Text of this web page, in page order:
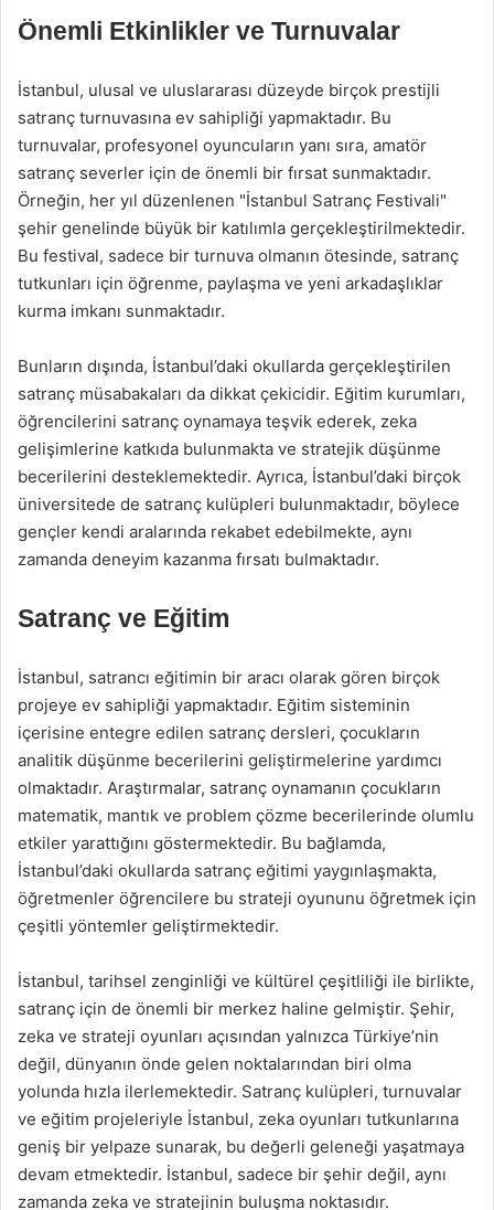
Önemli Etkinlikler ve Turnuvalar
İstanbul, ulusal ve uluslararası düzeyde birçok prestijli
satranç turnuvasına ev sahipliği yapmaktadır. Bu
turnuvalar, profesyonel oyuncuların yanı sıra, amatör
satranç severler için de önemli bir fırsat sunmaktadır.
Örneğin, her yıl düzenlenen "İstanbul Satranç Festivali"
şehir genelinde büyük bir katılımla gerçekleştirilmektedir.
Bu festival, sadece bir turnuva olmanın ötesinde, satranç
tutkunları için öğrenme, paylaşma ve yeni arkadaşlıklar
kurma imkanı sunmaktadır.
Bunların dışında, İstanbul’daki okullarda gerçekleştirilen
satranç müsabakaları da dikkat çekicidir. Eğitim kurumları,
öğrencilerini satranç oynamaya teşvik ederek, zeka
gelişimlerine katkıda bulunmakta ve stratejik düşünme
becerilerini desteklemektedir. Ayrıca, İstanbul’daki birçok
üniversitede de satranç kulüpleri bulunmaktadır, böylece
gençler kendi aralarında rekabet edebilmekte, aynı
zamanda deneyim kazanma fırsatı bulmaktadır.
Satranç ve Eğitim
İstanbul, satrancı eğitimin bir aracı olarak gören birçok
projeye ev sahipliği yapmaktadır. Eğitim sisteminin
içerisine entegre edilen satranç dersleri, çocukların
analitik düşünme becerilerini geliştirmelerine yardımcı
olmaktadır. Araştırmalar, satranç oynamanın çocukların
matematik, mantık ve problem çözme becerilerinde olumlu
etkiler yarattığını göstermektedir. Bu bağlamda,
İstanbul’daki okullarda satranç eğitimi yaygınlaşmakta,
öğretmenler öğrencilere bu strateji oyununu öğretmek için
çeşitli yöntemler geliştirmektedir.
İstanbul, tarihsel zenginliği ve kültürel çeşitliliği ile birlikte,
satranç için de önemli bir merkez haline gelmiştir. Şehir,
zeka ve strateji oyunları açısından yalnızca Türkiye’nin
değil, dünyanın önde gelen noktalarından biri olma
yolunda hızla ilerlemektedir. Satranç kulüpleri, turnuvalar
ve eğitim projeleriyle İstanbul, zeka oyunları tutkunlarına
geniş bir yelpaze sunarak, bu değerli geleneği yaşatmaya
devam etmektedir. İstanbul, sadece bir şehir değil, aynı
zamanda zeka ve stratejinin buluşma noktasıdır.